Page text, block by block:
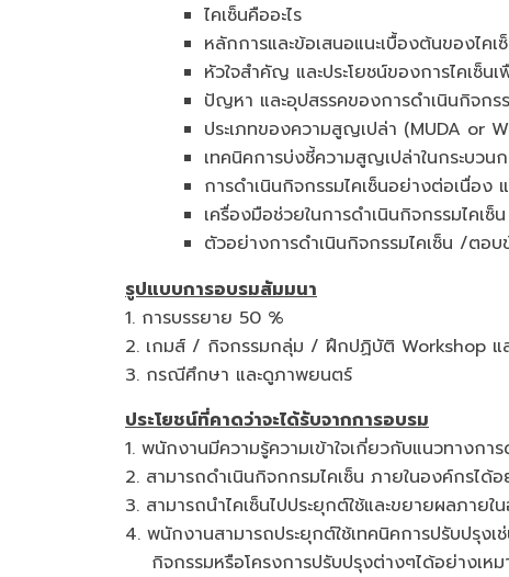
ไคเซ็นคืออะไร
หลักการและข้อเสนอแนะเบื้องต้นของไคเ
หัวใจสำคัญ และประโยชน์ของการไคเซ็น
ปัญหา และอุปสรรคของการดำเนินกิจกรร
ประเภทของความสูญเปล่า (MUDA or
เทคนิคการบ่งชี้ความสูญเปล่าในกระบวน
การดำเนินกิจกรรมไคเซ็นอย่างต่อเนื่อง
เครื่องมือช่วยในการดำเนินกิจกรรมไคเ
ตัวอย่างการดำเนินกิจกรรมไคเซ็น /ตอ
รูปแบบการอบรมสัมมนา
1. การบรรยาย 50 %
2. เกมส์ / กิจกรรมกลุ่ม / ฝึกปฏิบัติ Workshop แ
3. กรณีศึกษา และดูภาพยนตร์
ประโยชน์ที่คาดว่าจะได้รับจากการอบรม
1. พนักงานมีความรู้ความเข้าใจเกี่ยวกับแนวทางกา
2. สามารถดำเนินกิจกกรมไคเซ็น ภายในองค์กรได้
3. สามารถนำไคเซ็นไปประยุกต์ใช้และขยายผลภายใ
4. พนักงานสามารถประยุกต์ใช้เทคนิคการปรับปรุง
กิจกรรมหรือโครงการปรับปรุงต่างๆได้อย่างเหม